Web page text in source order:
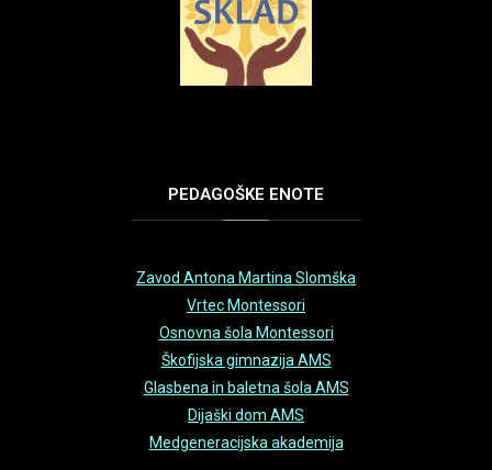
PEDAGOŠKE ENOTE
Zavod Antona Martina Slomška
Vrtec Montessori
Osnovna šola Montessori
Škofijska gimnazija AMS
Glasbena in baletna šola AMS
Dijaški dom AMS
Medgeneracijska akademija